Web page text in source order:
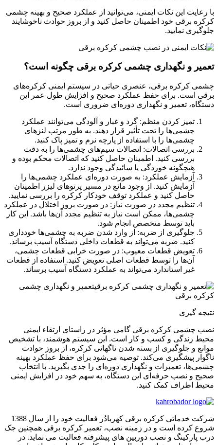
با رعایت این نکات ایمنی، می‌توانید از عملکرد صحیح و بهینه چشمی
کرکره برقی خود اطمینان حاصل کنید و از بروز حوادث ناخوشایند
جلوگیری نمایید.
تعمیر و نگهداری چشمی کرکره برقی چگونه است؟
چشمی کرکره برقی، عنصری حیاتی در سیستم ایمنی کرکره‌های
برقی است. برای حفظ عملکرد صحیح و افزایش طول عمر این
دستگاه، تعمیر و نگهداری دوره‌ای ضروری است.
تمیز کردن منظم: گرد و غبار و آلودگی می‌توانند عملکرد
چشمی‌ها را تحت تأثیر قرار دهند. به طور مرتب لنزهای
چشمی‌ها را با استفاده از پارچه نرم و تمیز پاک کنید.
بررسی اتصالات: اتصالات سیم‌های چشمی‌ها را به دقت
بررسی کنید. اطمینان حاصل کنید که اتصالات محکم بوده و
هیچگونه خوردگی یا سائیدگی وجود ندارد.
آزمایش عملکرد: به صورت دوره‌ای عملکرد چشمی‌ها را
آزمایش کنید. از وجود مانع در مسیر پرتوهای لیزر اطمینان
حاصل کنید و عملکرد توقف خودکار کرکره را بررسی نمایید.
تنظیم مجدد در صورت نیاز: در صورت بروز اختلال در عملکرد
چشمی‌ها، ممکن است نیاز به تنظیم مجدد آن‌ها باشد. این کار
باید توسط متخصص انجام شود.
جلوگیری از ضربه: از وارد شدن ضربه به چشمی‌ها خودداری
کنید. ضربه می‌تواند به قطعات داخلی دستگاه آسیب برساند.
تعویض قطعات معیوب: در صورت خرابی قطعات چشمی،
آن‌ها را توسط قطعات اصلی تعویض کنید. استفاده از قطعات
غیر استاندارد می‌تواند به عملکرد دستگاه آسیب برساند.
نتیجه گیری
نصب چشمی کرکره برقی گامی مؤثر در راستای ارتقاء ایمنی
محیط زندگی و کسب و کار است. این سیستم هوشمند، با تشخیص
موانع و جلوگیری از بسته شدن ناگهانی کرکره، از بروز حوادث
ناگوار پیشگیری می‌کند. توصیه می‌شود برای حفظ عملکرد بهینه
چشمی‌ها، تعمیرات و نگهداری دوره‌ای را جدی بگیرید. با انتخاب
صحیح و نصب حرفه‌ای این دستگاه، به سهم خود در افزایش ایمنی
محیط اطراف کمک کنید.
شرکت خدماتی کرکره برقی کهربادُر فعالیت خود را از سال 1388
شروع کرده است و در زمینه نصب، تعمیر کرکره برقی همچنین جک
درب پارکینگ و نصب دوربین های پیشرفته فعالیت می نماید. در